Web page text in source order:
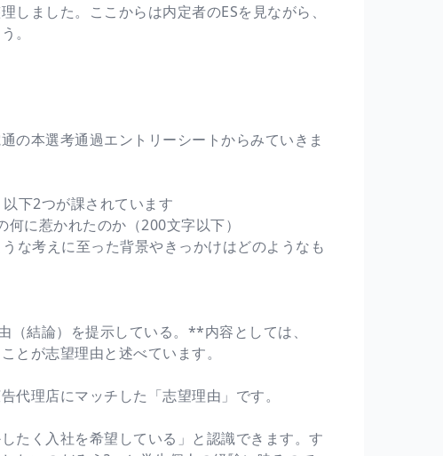
ました。ここからは内定者のESを見ながら、
。
の本選考通過エントリーシートからみていきま
下2つが課されています
に惹かれたのか（200文字以下）
な考えに至った背景やきっかけはどのようなも
結論）を提示している。**内容としては、
とが志望理由と述べています。
代理店にマッチした「志望理由」です。
たく入社を希望している」と認識できます。す